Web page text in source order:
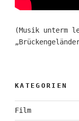
(Musik unterm
KATEGORIEN
Film